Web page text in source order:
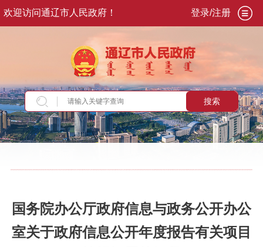
欢迎访问通辽市人民政府！ 登录/注册
搜索
当前位置：首页>政务公开>政府信息公开>政
国务院办公厅政府信息与政务公开办公
室关于政府信息公开年度报告有关项目